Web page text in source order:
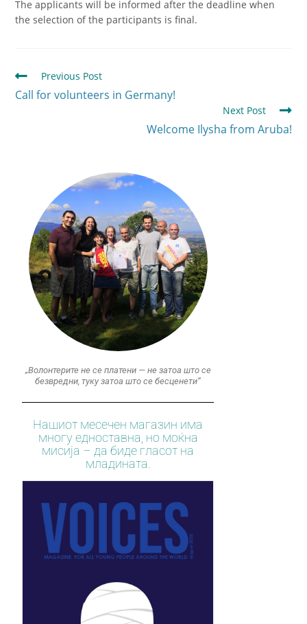
The applicants will be informed after the deadline when
the selection of the participants is final.
Previous Post
Call for volunteers in Germany!
Next Post
Welcome Ilysha from Aruba!
„Волонтерите не се платени — не затоа што се
безвредни, туку затоа што се бесценети“
Нашиот месечен магазин има
многу едноставна, но моќна
мисија – да биде гласот на
младината.